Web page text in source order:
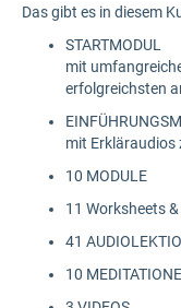
Das gibt es in diesem
STARTMODUL
mit
erfolgreichsten
mit Erkläraudios
10 MODULE
11 Worksheets
41
10